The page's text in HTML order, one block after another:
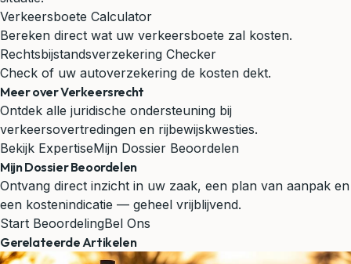
Verkeersboete Calculator
Bereken direct wat uw verkeersboete zal kosten.
Rechtsbijstandsverzekering Checker
Check of uw autoverzekering de kosten dekt.
Meer over Verkeersrecht
Ontdek alle juridische ondersteuning bij
verkeersovertredingen en rijbewijskwesties.
Bekijk ExpertiseMijn Dossier Beoordelen
Mijn Dossier Beoordelen
Ontvang direct inzicht in uw zaak, een plan van aanpak en
een kostenindicatie — geheel vrijblijvend.
Start BeoordelingBel Ons
Gerelateerde Artikelen